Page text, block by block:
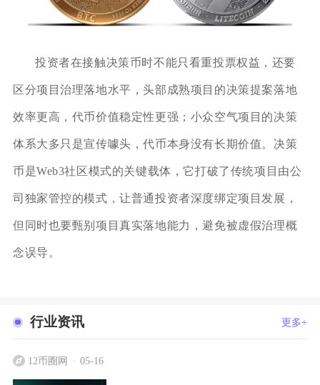
投资者在接触决策币时不能只看重投票权益，还要
区分项目治理落地水平，头部成熟项目的决策提案落地
效率更高，代币价值稳定性更强；小众空气项目的决策
体系大多只是宣传噱头，代币本身没有长期价值。决策
币是Web3社区模式的关键载体，它打破了传统项目由公
司独家管控的模式，让普通投资者深度绑定项目发展，
但同时也要甄别项目真实落地能力，避免被虚假治理概
念误导。
行业资讯 更多+
12币圈网 05-16